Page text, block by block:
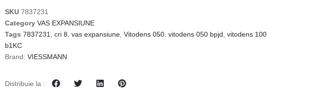
SKU 7837231
Category VAS EXPANSIUNE
Tags 7837231, cri 8, vas expansiune, Vitodens 050, vitodens 050 bpjd, vitodens 100
b1KC
Brand: VIESSMANN
Distribuie la :